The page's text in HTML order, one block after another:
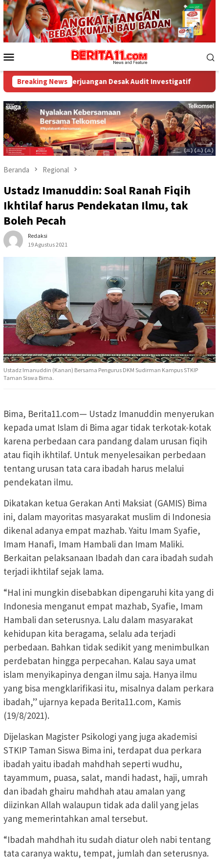
Loncat
ke
konten
Mobile
Breaking News
Desak Audit Investigatif WNA Asal Arab Saudi
Beranda Regional
Ustadz Imanuddin: Soal Ranah Fiqih
Ikhtilaf harus Pendekatan Ilmu, tak
Boleh Pecah
Redaksi
19 Agustus 2021
Ustadz Imanuddin (Kanan) Bersama Pengurus DKM Sudirman Kampus STKIP
Taman Siswa Bima.
Bima, Berita11.com— Ustadz Imanuddin menyerukan
kepada umat Islam di Bima agar tidak terkotak-kotak
karena perbedaan cara pandang dalam urusan fiqih
atau fiqih ikhtilaf. Untuk menyelesaikan perbedaan
tentang urusan tata cara ibadah harus melalui
pendekatan ilmu.
Dikatakan ketua Gerakan Anti Maksiat (GAMIS) Bima
ini, dalam mayoritas masyarakat muslim di Indonesia
dikenal adanya empat mazhab. Yaitu Imam Syafie,
Imam Hanafi, Imam Hambali dan Imam Maliki.
Berkaitan pelaksanaan Ibadah dan cara ibadah sudah
terjadi ikhtilaf sejak lama.
“Hal ini mungkin disebabkan dipengaruhi kita yang di
Indonesia menganut empat mazhab, Syafie, Imam
Hambali dan seterusnya. Lalu dalam masyarakat
kehidupan kita beragama, selalu ada terjadi
perbedaan. Bahkan tidak sedikit yang menimbulkan
perdebatan hingga perpecahan. Kalau saya umat
islam menyikapinya dengan ilmu saja. Hanya ilmu
yang bisa mengklarifikasi itu, misalnya dalam perkara
ibadah,” ujarnya kepada Berita11.com, Kamis
(19/8/2021).
Dijelaskan Magister Psikologi yang juga akademisi
STKIP Taman Siswa Bima ini, terdapat dua perkara
ibadah yaitu ibadah mahdhah seperti wudhu,
tayammum, puasa, salat, mandi hadast, haji, umrah
dan ibadah ghairu mahdhah atau amalan yang
diizinkan Allah walaupun tidak ada dalil yang jelas
yang memerintahkan amal tersebut.
“Ibadah mahdhah itu sudah diatur oleh nabi tentang
tata caranya waktu, tempat, jumlah dan seterusnya.